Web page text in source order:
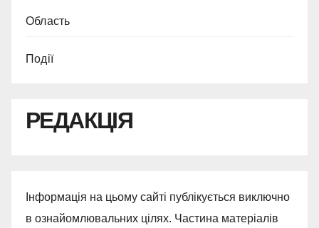
Область
Події
РЕДАКЦІЯ
Інформація на цьому сайті публікується виключно
в ознайомлювальних цілях. Частина матеріалів